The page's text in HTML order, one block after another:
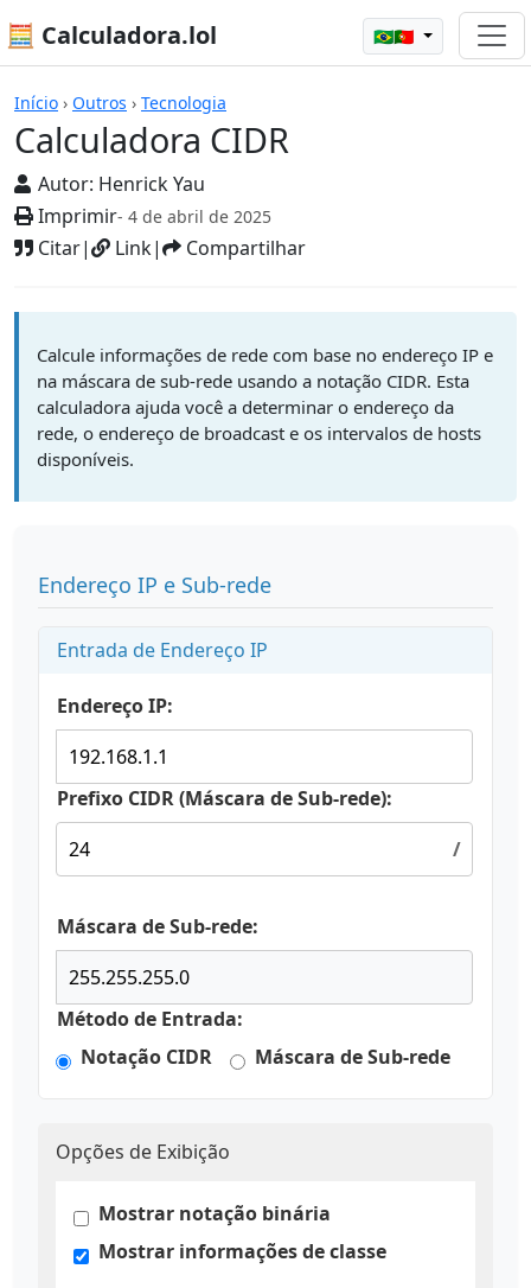
🧮 Calculadora.lol 🇧🇷🇵🇹
Início › Outros › Tecnologia
Calculadora CIDR
Autor: Henrick Yau
Imprimir- 4 de abril de 2025
Citar| Link| Compartilhar
Calculadoras
Calcule informações de rede com base no endereço IP e
na máscara de sub-rede usando a notação CIDR. Esta
calculadora ajuda você a determinar o endereço da
rede, o endereço de broadcast e os intervalos de hosts
disponíveis.
Endereço IP e Sub-rede
Entrada de Endereço IP
Endereço IP:
Prefixo CIDR (Máscara de Sub-rede):
/
Máscara de Sub-rede:
Método de Entrada:
Notação CIDR
Máscara de Sub-rede
Opções de Exibição
Mostrar notação binária
Mostrar informações de classe